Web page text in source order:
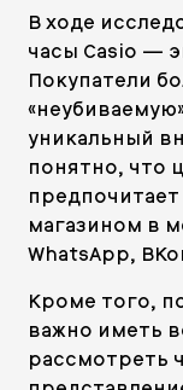
В ходе
часы Casio —
Покупатели
уникальный
понятно, что
магазином в
WhatsApp,
Кроме того,
важно иметь
рассмотреть